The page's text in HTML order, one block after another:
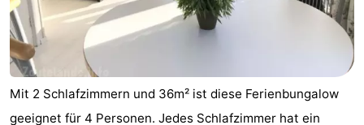
Mit 2 Schlafzimmern und 36m² ist diese Ferienbungalow
geeignet für 4 Personen. Jedes Schlafzimmer hat ein